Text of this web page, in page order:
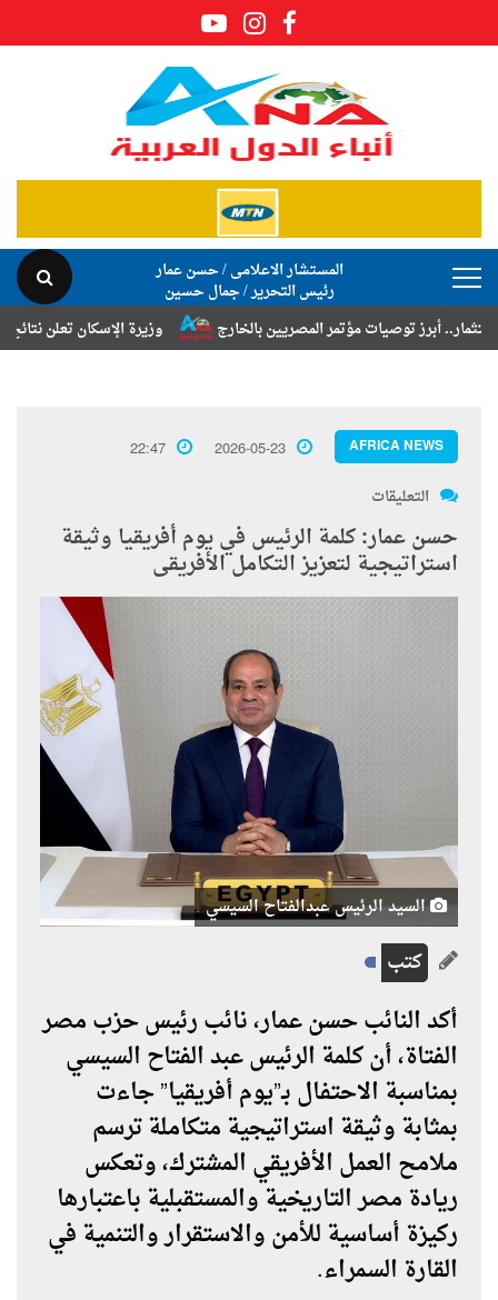
المستشار الاعلامى / حسن عمار
رئيس التحرير / جمال حسين
وزيرة الإسكان تعلن نتائج قرعة
توصيات مؤتمر المصريين بالخارج
AFRICA NEWS
2026-05-23
22:47
التعليقات
حسن عمار: كلمة الرئيس في يوم أفريقيا وثيقة
استراتيجية لتعزيز التكامل الأفريقى
السيد الرئيس عبدالفتاح السيسي
كتب
أكد النائب حسن عمار، نائب رئيس حزب مصر
الفتاة، أن كلمة الرئيس عبد الفتاح السيسي
بمناسبة الاحتفال بـ”يوم أفريقيا” جاءت
بمثابة وثيقة استراتيجية متكاملة ترسم
ملامح العمل الأفريقي المشترك، وتعكس
ريادة مصر التاريخية والمستقبلية باعتبارها
ركيزة أساسية للأمن والاستقرار والتنمية في
القارة السمراء.